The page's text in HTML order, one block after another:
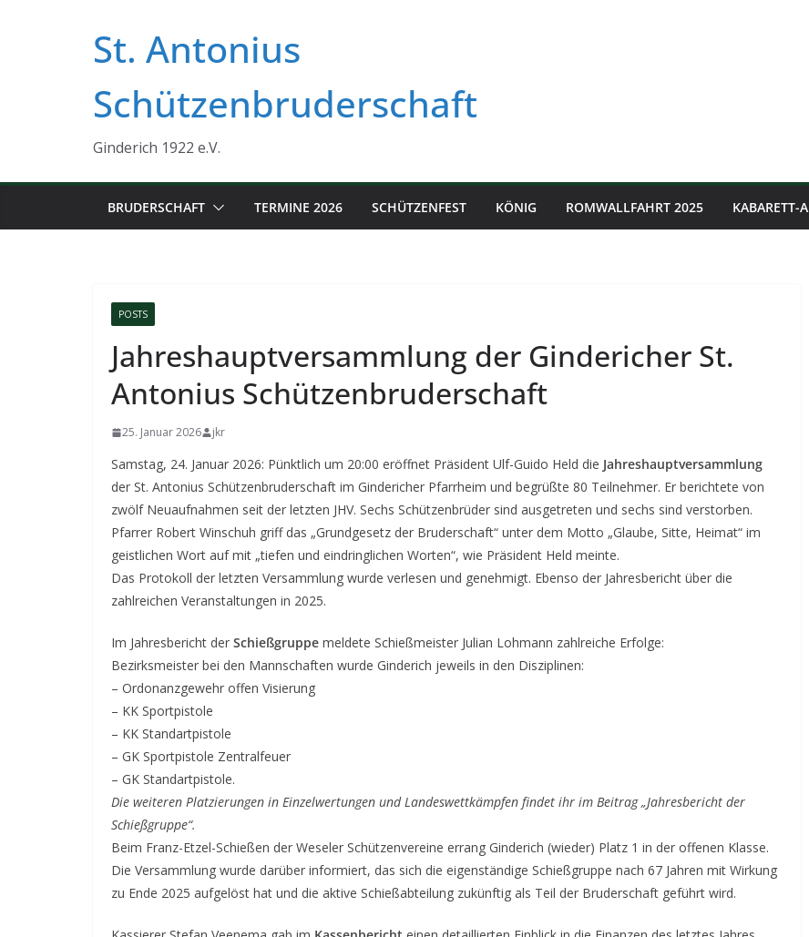
St. Antonius
Schützenbruderschaft
Ginderich 1922 e.V.
BRUDERSCHAFT TERMINE 2026 SCHÜTZENFEST KÖNIG ROMWALLFAHRT 2025 KABARETT-
POSTS
Jahreshauptversammlung der Gindericher St.
Antonius Schützenbruderschaft
25. Januar 2026 jkr
Samstag, 24. Januar 2026: Pünktlich um 20:00 eröffnet Präsident Ulf-Guido Held die Jahreshauptversammlung
der St. Antonius Schützenbruderschaft im Gindericher Pfarrheim und begrüßte 80 Teilnehmer. Er berichtete von
zwölf Neuaufnahmen seit der letzten JHV. Sechs Schützenbrüder sind ausgetreten und sechs sind verstorben.
Pfarrer Robert Winschuh griff das „Grundgesetz der Bruderschaft“ unter dem Motto „Glaube, Sitte, Heimat“ im
geistlichen Wort auf mit „tiefen und eindringlichen Worten“, wie Präsident Held meinte.
Das Protokoll der letzten Versammlung wurde verlesen und genehmigt. Ebenso der Jahresbericht über die
zahlreichen Veranstaltungen in 2025.
Im Jahresbericht der Schießgruppe meldete Schießmeister Julian Lohmann zahlreiche Erfolge:
Bezirksmeister bei den Mannschaften wurde Ginderich jeweils in den Disziplinen:
– Ordonanzgewehr offen Visierung
– KK Sportpistole
– KK Standartpistole
– GK Sportpistole Zentralfeuer
– GK Standartpistole.
Die weiteren Platzierungen in Einzelwertungen und Landeswettkämpfen findet ihr im Beitrag „Jahresbericht der
Schießgruppe“.
Beim Franz-Etzel-Schießen der Weseler Schützenvereine errang Ginderich (wieder) Platz 1 in der offenen Klasse.
Die Versammlung wurde darüber informiert, das sich die eigenständige Schießgruppe nach 67 Jahren mit Wirkung
zu Ende 2025 aufgelöst hat und die aktive Schießabteilung zukünftig als Teil der Bruderschaft geführt wird.